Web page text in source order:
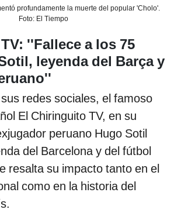
profundamente la muerte del popular 'Cholo'.
Foto: El Tiempo
''Fallece a los 75
leyenda del Barça y
redes sociales, el famoso
El Chiringuito TV, en su
peruano Hugo Sotil
del Barcelona y del fútbol
resalta su impacto tanto en el
como en la historia del